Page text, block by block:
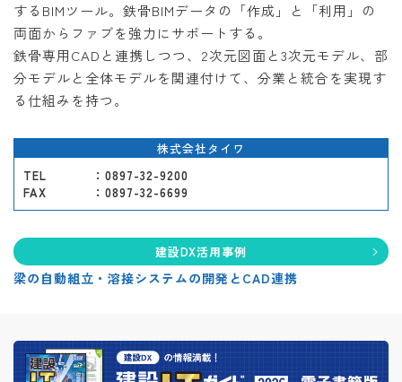
するBIMツール。鉄骨BIMデータの「作成」と「利用」の
両面からファブを強力にサポートする。
鉄骨専用CADと連携しつつ、2次元図面と3次元モデル、部
分モデルと全体モデルを関連付けて、分業と統合を実現す
る仕組みを持つ。
株式会社タイワ
TEL
：0897-32-9200
FAX
：0897-32-6699
建設DX活用事例
梁の自動組立・溶接システムの開発とCAD連携